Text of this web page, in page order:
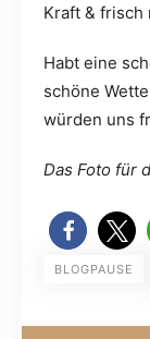
Kraft &
Habt eine
schöne
würden uns
Das Foto für
BLOGPAUSE